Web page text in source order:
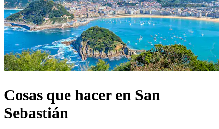
Cosas que hacer en San
Sebastián